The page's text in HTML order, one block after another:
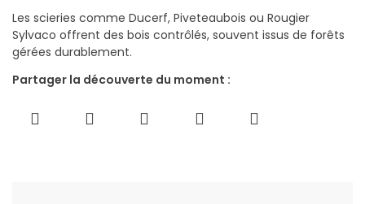
Les scieries comme Ducerf, Piveteaubois ou Rougier
Sylvaco offrent des bois contrôlés, souvent issus de forêts
gérées durablement.
Partager la découverte du moment :